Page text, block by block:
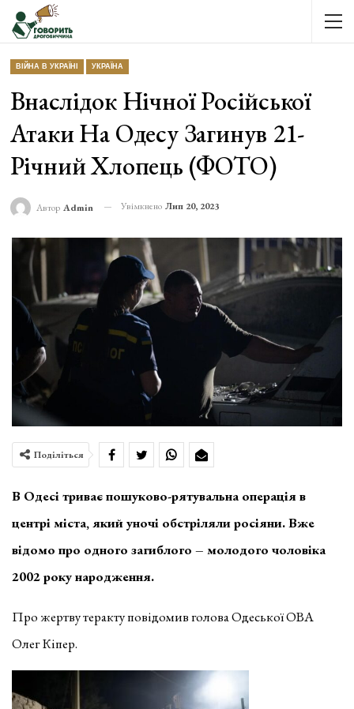
ВІЙНА В УКРАЇНІ УКРАЇНА
Внаслідок Нічної Російської
Атаки На Одесу Загинув 21-
Річний Хлопець (ФОТО)
Автор Admin Увімкнено Лип 20, 2023
Поділіться
В Одесі триває пошуково-рятувальна операція в
центрі міста, який уночі обстріляли росіяни. Вже
відомо про одного загиблого – молодого чоловіка
2002 року народження.
Про жертву теракту повідомив голова Одеської ОВА
Олег Кіпер.